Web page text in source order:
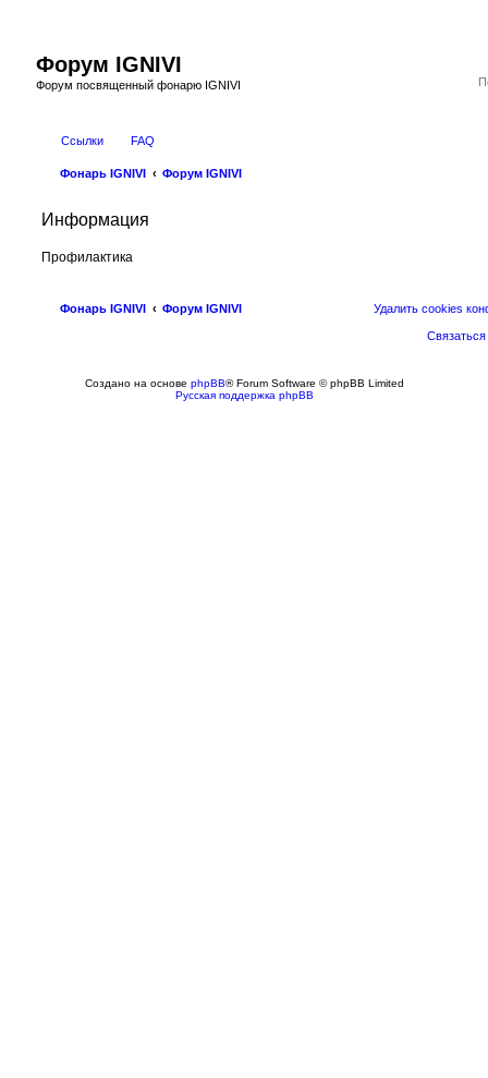
Форум IGNIVI
Форум посвященный фонарю IGNIVI
Ссылки FAQ
Фонарь IGNIVI Форум IGNIVI
Информация
Профилактика
Фонарь IGNIVI Форум IGNIVI Удалить cookies
Создано на основе phpBB® Forum Software © phpBB Limited
Русская поддержка phpBB